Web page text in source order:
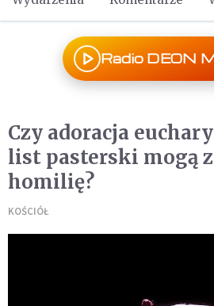
Radio DEON
Czy adoracja
list pasterski mogą
homilię?
KOŚCIÓŁ